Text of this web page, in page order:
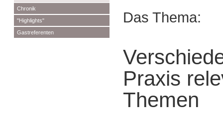
Chronik
"Highlights"
Gastreferenten
Das Thema:
Praxis
Themen